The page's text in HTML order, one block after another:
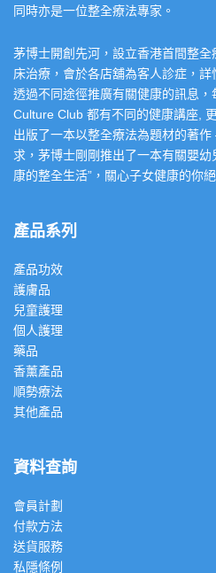
同時亦是一位整全療法專家。
茅博士開創先河，設立香港首間整
床治療，會於各店舖為客人診症，
透過不同途徑推廣有關健康的訊息
Culture Club 都有不同的健康講座,
出版了一本以整全療法為題材的著
求，茅博士剛剛推出了一本有關嬰
康的整全生活”，關心子女健康的你
產品系列
產品功效
護膚品
兒童護理
個人護理
藥品
香薰產品
順勢療法
其他產品
資料查詢
會員計劃
付款方法
送貨服務
私隱條例